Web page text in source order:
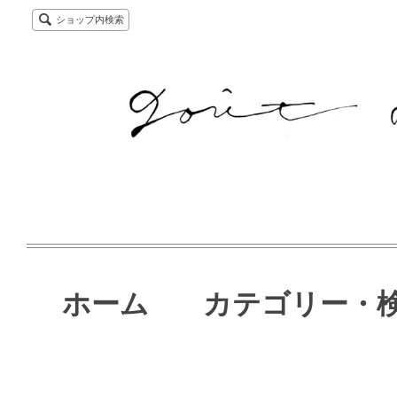
ショップ内検索
ホーム カテゴリー・